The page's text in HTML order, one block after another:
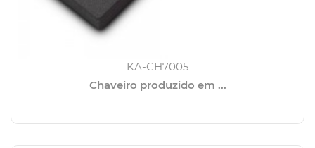
KA-CH7005
Chaveiro produzido em ...